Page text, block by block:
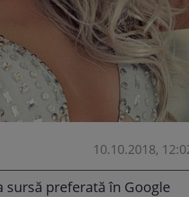
10.10.2018,
sursă preferată în Google